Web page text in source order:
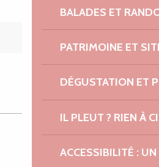
BALADES ET
PATRIMOINE ET
DÉGUSTATION ET
IL PLEUT ? RIEN À
ACCESSIBILITÉ :